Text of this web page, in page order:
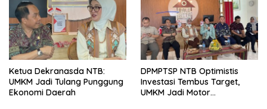
Ketua Dekranasda NTB:
UMKM Jadi Tulang Punggung
Ekonomi Daerah
DPMPTSP NTB Optimistis
Investasi Tembus Target,
UMKM Jadi Motor